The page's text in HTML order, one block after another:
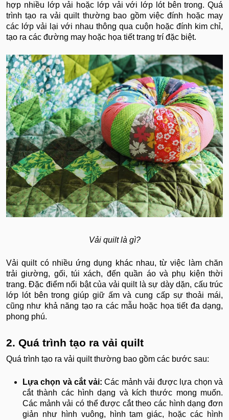
hợp nhiều lớp vải hoặc lớp vải với lớp lót bên trong. Quá
trình tạo ra vải quilt thường bao gồm việc đính hoặc may
các lớp vải lại với nhau thông qua cuộn hoặc đính kim chỉ,
tạo ra các đường may hoặc họa tiết trang trí đặc biệt.
Vải quilt là gì?
Vải quilt có nhiều ứng dụng khác nhau, từ việc làm chăn
trải giường, gối, túi xách, đến quần áo và phụ kiện thời
trang. Đặc điểm nổi bật của vải quilt là sự dày dặn, cấu trúc
lớp lót bên trong giúp giữ ấm và cung cấp sự thoải mái,
cũng như khả năng tạo ra các mẫu hoặc họa tiết đa dạng,
phong phú.
2. Quá trình tạo ra vải quilt
Quá trình tạo ra vải quilt thường bao gồm các bước sau:
Lựa chọn và cắt vải: Các mảnh vải được lựa chọn và
cắt thành các hình dạng và kích thước mong muốn.
Các mảnh vải có thể được cắt theo các hình dạng đơn
giản như hình vuông, hình tam giác, hoặc các hình